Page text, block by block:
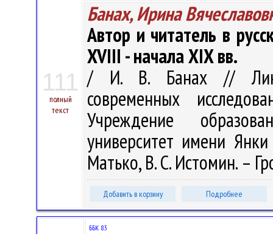
111
полный
текст
Банах, Ирина
Автор и читатель в
XVIII - начала XIX вв.
/ И. В. Банах //
современных
Учреждение
университет имени
Матько, В. С. Истомин. –
Добавить в корзину Подробнее
ББК 83